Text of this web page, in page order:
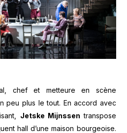
chef et metteure en scène
peu plus le tout. En accord avec
Jetske Mijnssentranspose
hall d’une maison bourgeoise.